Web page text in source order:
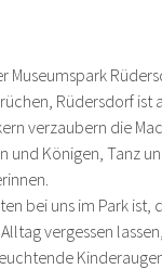
Museumspark
Rüdersdorf ist
verzaubern die
Königen, Tanz
bei uns im Park
vergessen